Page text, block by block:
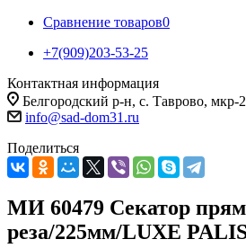
Сравнение товаров0
+7(909)203-53-25
Контактная информация
Белгородский р-н, с. Таврово,
info@sad-dom31.ru
Поделиться
МИ 60479 Секатор
реза/225мм/LUXE